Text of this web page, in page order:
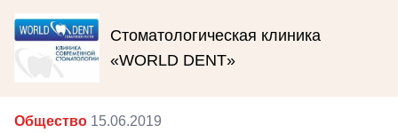
Стоматологическая клиника
«WORLD DENT»
Общество 15.06.2019